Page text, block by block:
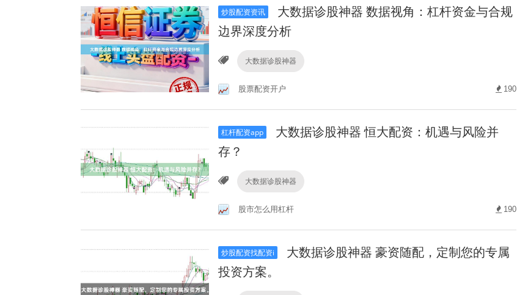
炒股配资资讯
大数据诊股神器 数据视角：杠杆资金与合规
边界深度分析
大数据诊股神器
股票配资开户 190
杠杆配资app
大数据诊股神器 恒大配资：机遇与风险并
存？
大数据诊股神器
股市怎么用杠杆 190
炒股配资找配资i
大数据诊股神器 豪资随配，定制您的专属
投资方案。